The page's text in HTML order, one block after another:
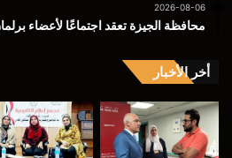
2026-08-06
محافظة الجيزة تعقد اجتماعًا لأعضاء
أخر الأخبار